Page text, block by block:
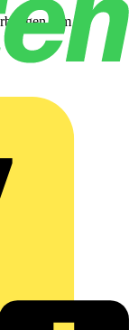
legen, um